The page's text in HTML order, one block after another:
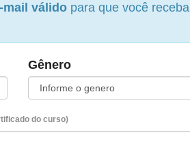
mail válido para que você receba
Gênero
do curso)